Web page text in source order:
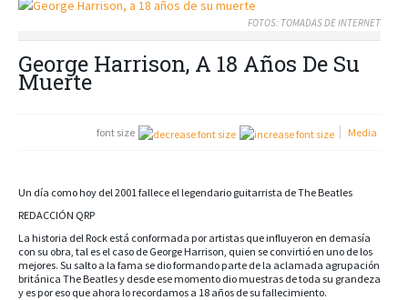
FOTOS: TOMADAS DE INTERNET
George Harrison, A 18 Años De Su
Muerte
font size Media
Un día como hoy del 2001 fallece el legendario guitarrista de The Beatles
REDACCIÓN QRP
La historia del Rock está conformada por artistas que influyeron en demasía
con su obra, tal es el caso de George Harrison, quien se convirtió en uno de los
mejores. Su salto a la fama se dio formando parte de la aclamada agrupación
británica The Beatles y desde ese momento dio muestras de toda su grandeza
y es por eso que ahora lo recordamos a 18 años de su fallecimiento.